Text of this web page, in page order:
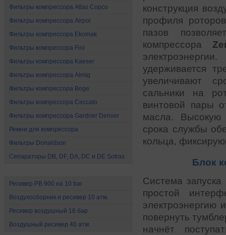
Фильтры компрессора Atlas Copco
Фильтры компрессора Airpol
Фильтры компрессора Ekomak
Фильтры компрессора Fini
Фильтры компрессора Kaeser
Фильтры компрессора Almig
Фильтры компрессора Boge
Фильтры компрессора Ceccato
Фильтры компрессора Gardner Denver
Ремни для компрессора
Фильтры Donaldson
Сепараторы DB, DF, DA, DC и DE Sotras
Ресивер РВ 900 на 10 bar
Воздухосборник и ресивер 10 атм.
Ресивер воздушный 16 бар
Воздушный ресивер 40 атм.
конструкция
профиля
пазов
компрессора
удерживается
увеличивают
сальники на
винтовой пары
масла. Высокую
срока службы
кольца,
Блок
Система
простой
электроэнергию
повернуть
начнёт